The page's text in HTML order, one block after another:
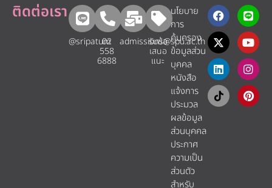
ติดต่อเรา
@sripatum
02
558
6888
admissions@spu.ac.th
รับข้อ
เสนอ
แนะ​
นโยบาย
การ
คุ้มครอง
ข้อมูลส่วน
บุคคล
หนังสือ
แจ้งการ
ประมวล
ผลข้อมูล
ส่วนบุคคล
ประกาศ
ความเป็น
ส่วนตัว
สำหรับ